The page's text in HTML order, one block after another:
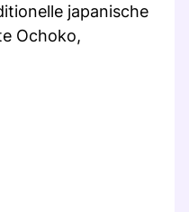
japanische
Ochoko,